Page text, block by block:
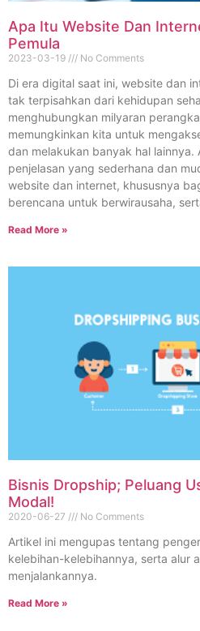
Apa Itu Website Dan
Pemula
2023-03-19 No Comments
Di era digital saat ini, website dan
tak terpisahkan dari kehidupan
menghubungkan milyaran
memungkinkan kita untuk
dan melakukan banyak hal lainnya.
penjelasan yang sederhana dan
website dan internet, khususnya
berencana untuk berwirausaha,
Read More »
Bisnis Dropship; Peluang
Modal!
2020-06-27 No Comments
Artikel ini mengupas tentang
kelebihan-kelebihannya, serta alur
menjalankannya.
Read More »